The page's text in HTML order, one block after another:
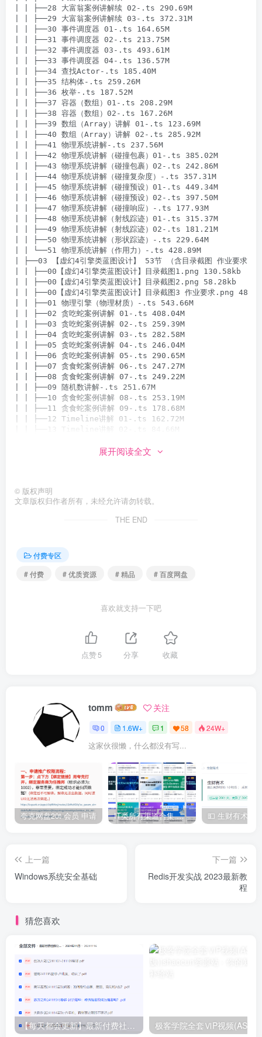
展开阅读全文
© 版权声明
文章版权归作者所有，未经允许请勿转载。
THE END
付费专区
# 付费
# 优质资源 # 精品 # 百度网盘
喜欢就支持一下吧
点赞5 分享 收藏
tomm 关注
0 1.6W+ 1 58 24W+
这家伙很懒，什么都没有写...
夸克网盘20t 会员 申请 IT类所有渠道合集 持续日更，目前近四千多条资源 年费用户微信私信获取权限
上一篇
Windows系统安全基础
下一篇
Redis开发实战 2023最新教
程
猜您喜欢
【每天都会更新】最新付费社群公众号文章 极客学院全套ⅥP视频(AS版)